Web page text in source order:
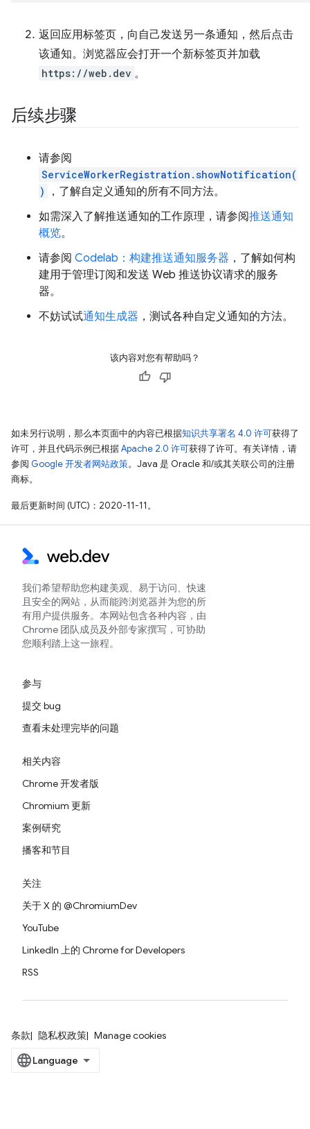
返回应用标签页，向自己发送另一条通知，然后点击
该通知。浏览器应会打开一个新标签页并加载
https://web.dev 。
后续步骤
请参阅
ServiceWorkerRegistration.showNotification(
)
，了解自定义通知的所有不同方法。
如需深入了解推送通知的工作原理，请参阅推送通知
概览。
请参阅 Codelab：构建推送通知服务器 ，了解如何构
建用于管理订阅和发送 Web 推送协议请求的服务
器。
不妨试试通知生成器 ，测试各种自定义通知的方法。
该内容对您有帮助吗？
如未另行说明，那么本页面中的内容已根据知识共享署名 4.0 许可获得了
许可，并且代码示例已根据Apache 2.0 许可获得了许可。有关详情，请
参阅 Google 开发者网站政策。Java 是 Oracle 和/或其关联公司的注册
商标。
最后更新时间 (UTC)：2020-11-11。
我们希望帮助您构建美观、易于访问、快速
且安全的网站，从而能跨浏览器并为您的所
有用户提供服务。本网站包含各种内容，由
Chrome 团队成员及外部专家撰写，可协助
您顺利踏上这一旅程。
参与
提交 bug
查看未处理完毕的问题
相关内容
Chrome 开发者版
Chromium 更新
案例研究
播客和节目
关注
关于 X 的 @ChromiumDev
YouTube
LinkedIn 上的 Chrome for Developers
RSS
条款 隐私权政策 Manage cookies